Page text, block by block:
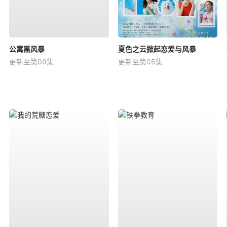
公寓黑风暴
更新至第09集
夏色之云掀起恋爱与风暴
更新至第05集